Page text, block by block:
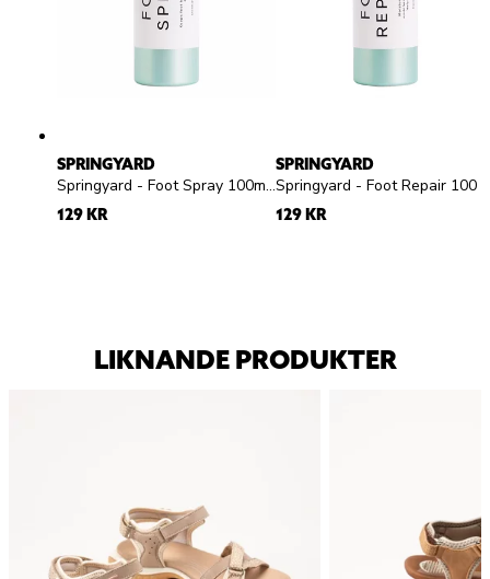
SPRINGYARD
Springyard - Foot Spray 100ml - Fotspray
129 KR
SPRINGYARD
129 KR
LIKNANDE PRODUKTER